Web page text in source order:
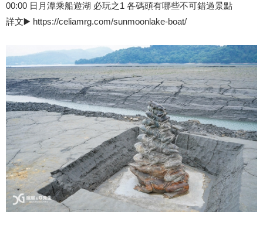
00:00 日月潭乘船遊湖 必玩之1 各碼頭有哪些不可錯過景點
詳文▶️ https://celiamrg.com/sunmoonlake-boat/